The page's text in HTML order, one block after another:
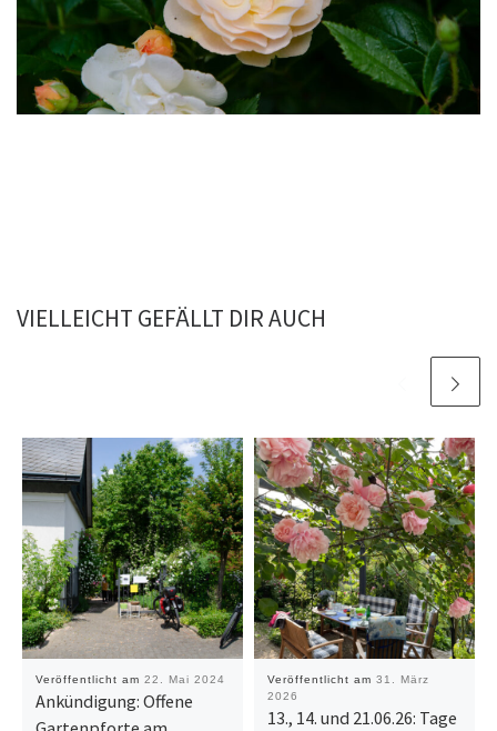
VIELLEICHT GEFÄLLT DIR AUCH
Veröffentlicht am 22. Mai 2024
Ankündigung: Offene
Veröffentlicht am 31. März
2026
13., 14. und 21.06.26: Tage